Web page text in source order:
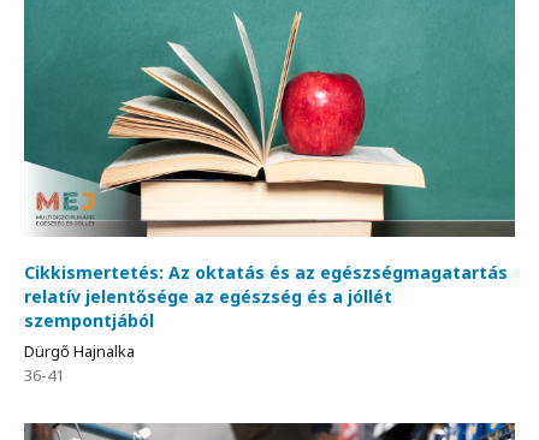
Cikkismertetés: Az oktatás és az egészségmagatartás
relatív jelentősége az egészség és a jóllét
szempontjából
Dürgő Hajnalka
36-41